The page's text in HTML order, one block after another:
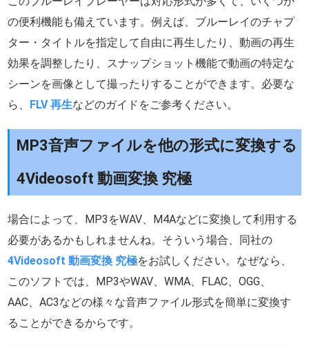
の便利機能も備えています。例えば、ブルーレイのチャプ
ター・タイトルを指定して自由に再生したり、動画の再生
効果を調整したり、スナップショット機能で動画の特定な
シーンを画像として撮ったりすることができます。必要な
ら、 FLV 再生などのガイドをご参考ください。
MP3音声ファイルを他の形式に変換する
4Videosoft 動画変換 究極
場合によって、MP3をWAV、M4Aなどに変換して利用する
必要があるかもしれませんね。そういう場合、同社の
4Videosoft 動画変換 究極をお試しください。なぜなら、
このソフトでは、MP3やWAV、WMA、FLAC、OGG、
AAC、AC3などの様々な音声ファイル形式を簡単に変換す
ることができるからです。